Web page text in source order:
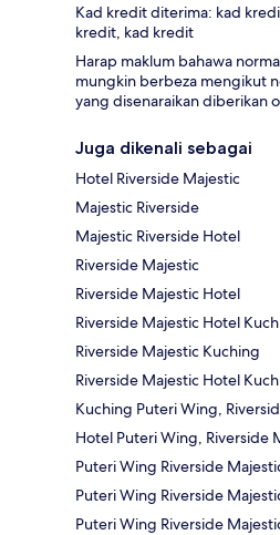
Kad kredit diterima: kad
kredit, kad kredit
Harap maklum bahawa
mungkin berbeza mengikut
yang disenaraikan diberikan
Juga dikenali sebagai
Hotel Riverside Majestic
Majestic Riverside
Majestic Riverside Hotel
Riverside Majestic
Riverside Majestic Hotel
Riverside Majestic Hotel
Riverside Majestic Kuching
Riverside Majestic Hotel
Kuching Puteri Wing,
Hotel Puteri Wing, Riverside
Puteri Wing Riverside
Puteri Wing Riverside
Puteri Wing Riverside